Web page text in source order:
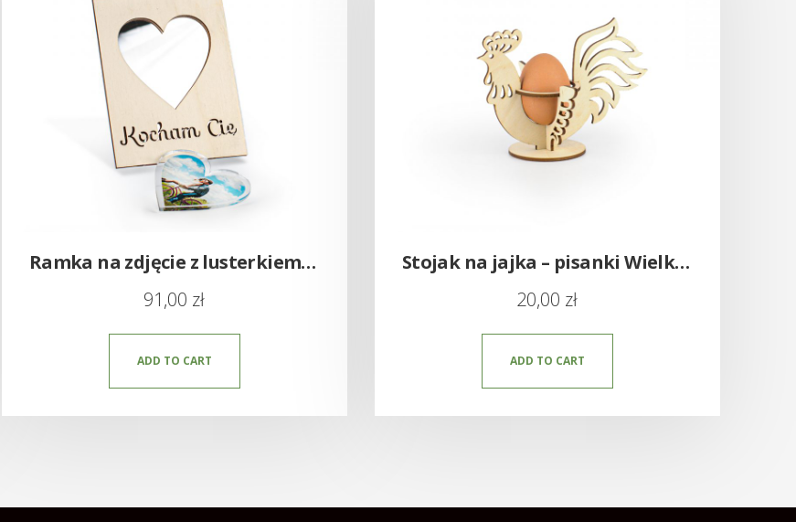
Ramka na zdjęcie z lusterkiem – serce walentynki
91,00 zł
ADD TO CART
Stojak na jajka – pisanki Wielkanoc
20,00 zł
ADD TO CART